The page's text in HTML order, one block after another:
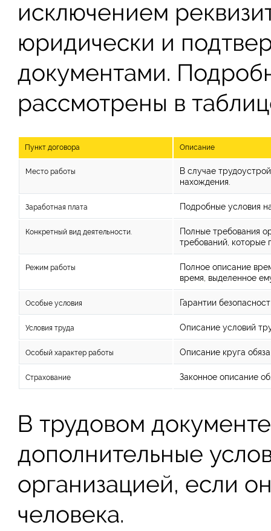
исключением
юридически и
документами.
рассмотрены в
Пункт договора Описание
Место работы
В случае
нахождения.
Заработная плата Подробные условия
Конкретный вид деятельности.
Полные требования
требований, которые
Режим работы
Полное описание
время, выделенное
Особые условия Гарантии
Условия труда Описание условий
Особый характер работы Описание круга
Страхование Законное описание
В трудовом
дополнительные
организацией, если
человека.